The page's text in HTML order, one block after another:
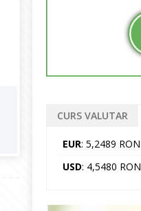
CURS VALUTAR
EUR: 5,2489 RON
USD: 4,5480 RON